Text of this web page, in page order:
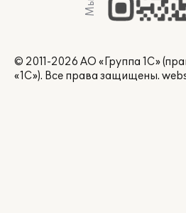
© 2011-2026 АО «Группа 1С»
«1С»). Все права защищены.